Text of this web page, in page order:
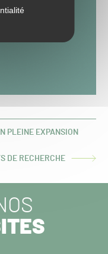
PLEINE EXPANSION
DE RECHERCHE